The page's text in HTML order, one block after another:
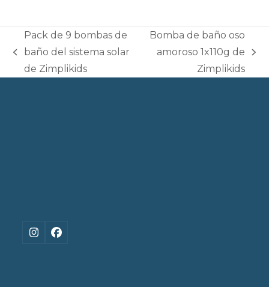
previous
post:
Pack de 9 bombas de
baño del sistema solar
de Zimplikids
post:
Bomba de baño oso
amoroso 1x110g de
Zimplikids
Instagram
Facebook